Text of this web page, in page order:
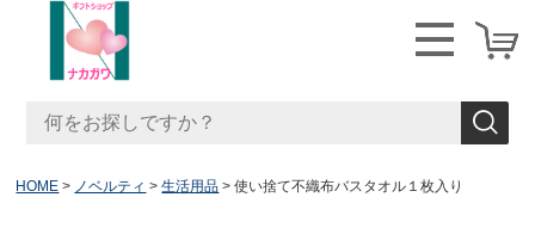
HOME ノベルティ 生活用品 使い捨て不織布バスタオル１枚入り